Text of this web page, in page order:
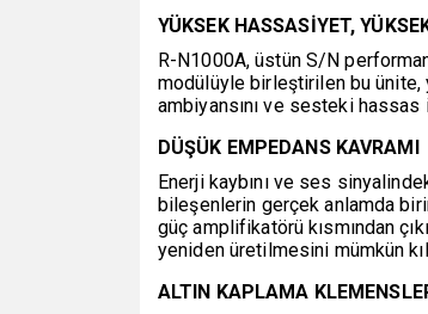
YÜKSEK HASSASİYET,
R-N1000A, üstün S/N
modülüyle birleştirilen bu ünite,
ambiyansını ve sesteki
DÜŞÜK EMPEDANS KAVRAMI
Enerji kaybını ve ses
bileşenlerin gerçek anlamda
güç amplifikatörü kısmından
yeniden üretilmesini mümkün
ALTIN ​​KAPLAMA